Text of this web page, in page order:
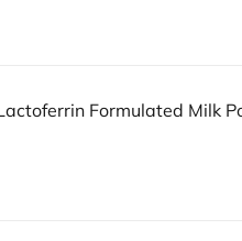
Formulated Milk